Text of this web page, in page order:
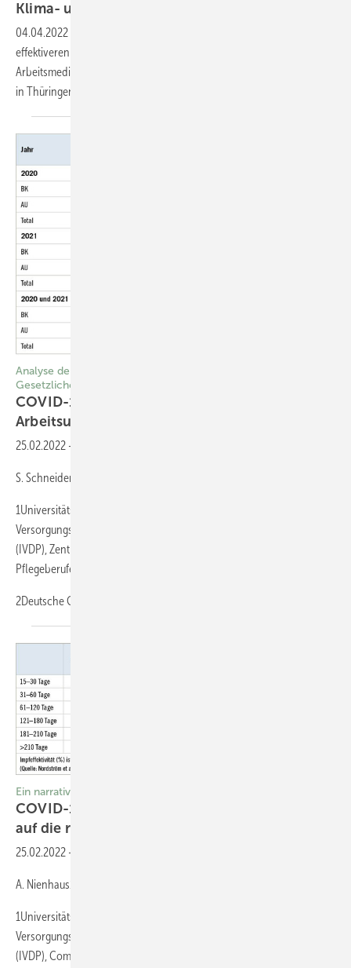
Klima- und
04.04.2022
effektiveren Gesundheitsschutz von Arbeitnehmern beitragen. Für
Arbeitsmediziner wird das vor allem unter Rahmenbedingungen wie
in Thüringen sportlich, schreibt die
Analyse der gemeldeten und anerkannten Fälle der Deutschen
Gesetzlichen Unfallversicherung
COVID-19 als Berufskrankheit und
Arbeitsunfall
25.02.2022 -
S. Schneider2
1Universitätsklinikum Hamburg-Eppendorf, Institut für
Versorgungsforschung in der Dermatologie und bei Pflegeberufen
(IVDP), Zentrum für Epidemiologie und Versorgungsforschung bei
Pflege­berufen (CVcare), Hamburg
2Deutsche Gesetzliche Unfallversicherung e.V.
Ein narratives Review
COVID-19 ist impfpräventabel – aber es kommt
auf die richtige Impfstrategie
25.02.2022 -
A. Nienhaus1,2
1Universitätsklinikum Hamburg-Eppendorf, Institut für
Versorgungsforschung in der Dermatologie und bei Pflegeberufen
(IVDP), Competenzzentrum für Epidemiologie und ­